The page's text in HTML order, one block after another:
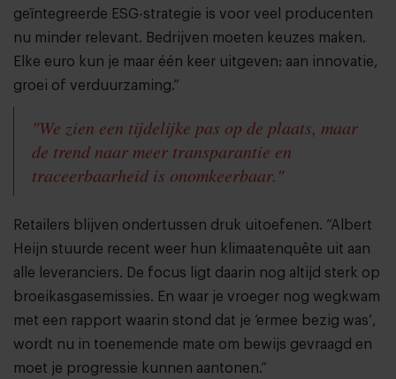
geïntegreerde ESG-strategie is voor veel producenten
nu minder relevant. Bedrijven moeten keuzes maken.
Elke euro kun je maar één keer uitgeven: aan innovatie,
groei of verduurzaming.”
"We zien een tijdelijke pas op de plaats, maar
de trend naar meer transparantie en
traceerbaarheid is onomkeerbaar."
Retailers blijven ondertussen druk uitoefenen. “Albert
Heijn stuurde recent weer hun klimaatenquête uit aan
alle leveranciers. De focus ligt daarin nog altijd sterk op
broeikasgasemissies. En waar je vroeger nog wegkwam
met een rapport waarin stond dat je ‘ermee bezig was’,
wordt nu in toenemende mate om bewijs gevraagd en
moet je progressie kunnen aantonen.”